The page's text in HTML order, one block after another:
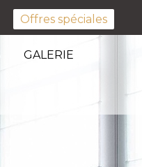
Offres spéciales
GALERIE